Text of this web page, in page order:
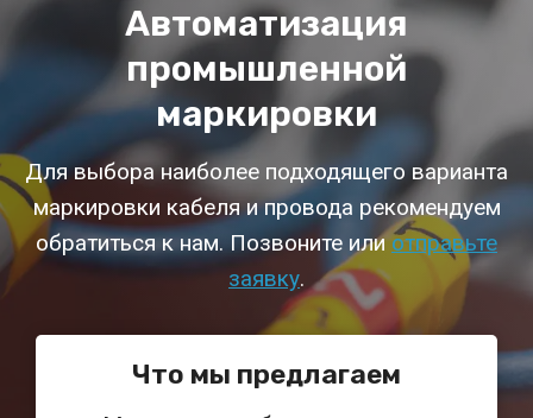
Автоматизация
промышленной
маркировки
Для выбора наиболее подходящего варианта
маркировки кабеля и провода рекомендуем
обратиться к нам. Позвоните илиотправьте
заявку.
Что мы предлагаем